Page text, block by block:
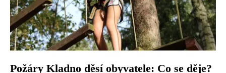
Požáry Kladno děsí obyvatele: Co se děje?